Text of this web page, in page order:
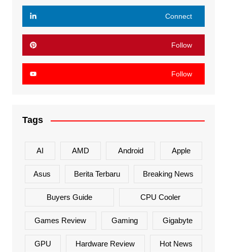
Connect
Follow
Follow
Tags
AI AMD Android Apple
Asus Berita Terbaru Breaking News
Buyers Guide CPU Cooler
Games Review Gaming Gigabyte
GPU Hardware Review Hot News